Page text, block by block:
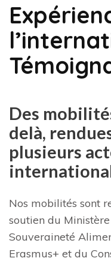
Des
delà,
plusieurs
Nos mobilités sont
soutien du
Souveraineté
Erasmus+ et du